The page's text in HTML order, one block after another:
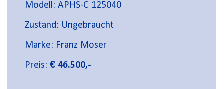
Modell: APHS-C 125040
Zustand: Ungebraucht
Marke: Franz Moser
Preis: € 46.500,-